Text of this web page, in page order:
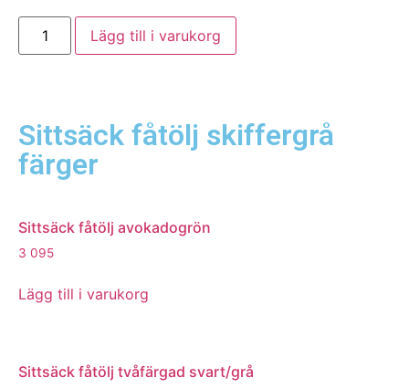
Lägg till i varukorg
Sittsäck fåtölj skiffergrå
färger
Sittsäck fåtölj avokadogrön
3 095
Lägg till i varukorg
Sittsäck fåtölj tvåfärgad svart/grå